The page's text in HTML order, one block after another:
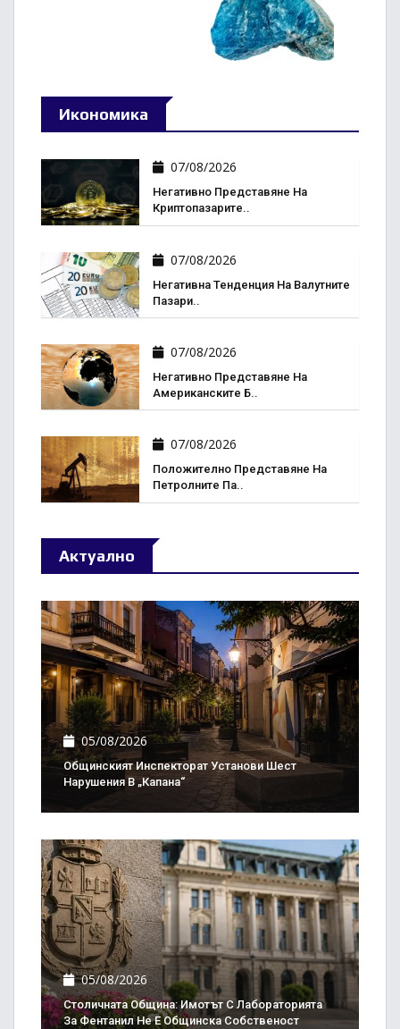
Икономика
07/08/2026
Негативно Представяне На
Криптопазарите..
07/08/2026
Негативна Тенденция На Валутните
Пазари..
07/08/2026
Негативно Представяне На
Американските Б..
07/08/2026
Положително Представяне На
Петролните Па..
Актуално
05/08/2026
Общинският Инспекторат Установи Шест
Нарушения В „Капана“
05/08/2026
Столичната Община: Имотът С Лабораторията
За Фентанил Не Е Общинска Собственост